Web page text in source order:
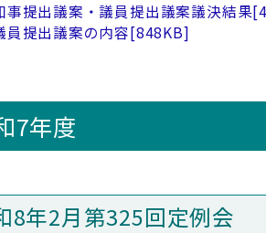
事提出議案・議員提出議案議決結果
員提出議案の内容[848KB]
7年度
8年2月第325回定例会